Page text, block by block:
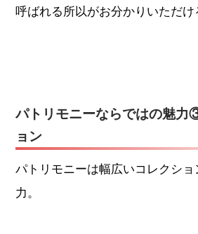
呼ばれる所以がお分かりいただけ
パトリモニーならではの魅
ョン
パトリモニーは幅広いコレクシ
力。